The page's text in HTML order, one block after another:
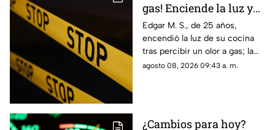
gas! Enciende la luz y
genera explosión en
vivienda de Ciudad
Juárez
Edgar M. S., de 25 años,
encendió la luz de su cocina
tras percibir un olor a gas; la
chispante detonación le
agosto 08, 2026 09:43 a. m.
¿Cambios para hoy?